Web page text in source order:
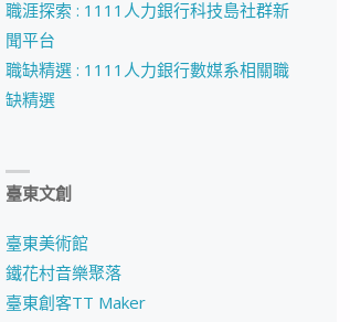
職涯探索 : 1111人力銀行科技島社群新
聞平台
職缺精選 : 1111人力銀行數媒系相關職
缺精選
臺東文創
臺東美術館
鐵花村音樂聚落
臺東創客TT Maker